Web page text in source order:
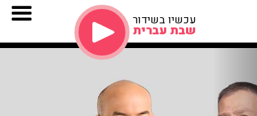
עכשיו בשידור
שבת עברית